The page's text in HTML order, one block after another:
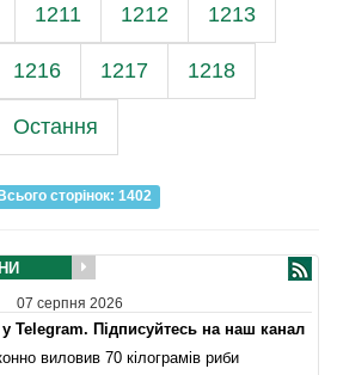
1211 1212 1213
1216 1217 1218
Остання
Всього сторiнок: 1402
07 серпня 2026
Telegram. Підписуйтесь на наш канал
виловив 70 кілограмів риби